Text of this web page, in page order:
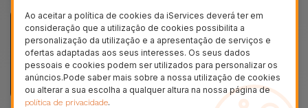
Ao aceitar a política de cookies da iServices deverá ter em
consideração que a utilização de cookies possibilita a
personalização da utilização e a apresentação de serviços e
ofertas adaptadas aos seus interesses. Os seus dados
pessoais e cookies podem ser utilizados para personalizar os
anúncios.Pode saber mais sobre a nossa utilização de cookies
ou alterar a sua escolha a qualquer altura na nossa página de
política de privacidade.